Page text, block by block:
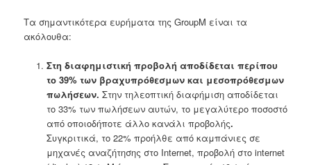
Τα σημαντικότερα ευρήματα της GroupM είναι τα
ακόλουθα:
Στη διαφημιστική προβολή αποδίδεται περίπου
το 39% των βραχυπρόθεσμων και μεσοπρόθεσμων
πωλήσεων. Στην τηλεοπτική διαφήμιση αποδίδεται
το 33% των πωλήσεων αυτών, το μεγαλύτερο ποσοστό
από οποιοδήποτε άλλο κανάλι προβολής.
Συγκριτικά, το 22% προήλθε από καμπάνιες σε
μηχανές αναζήτησης στο Internet, προβολή στο internet